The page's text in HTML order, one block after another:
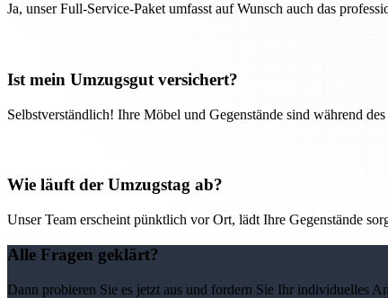
Ja, unser Full-Service-Paket umfasst auf Wunsch auch das
Ist mein Umzugsgut versichert?
Selbstverständlich! Ihre Möbel und Gegenstände sind während
Wie läuft der Umzugstag ab?
Unser Team erscheint pünktlich vor Ort, lädt Ihre Gegenstände
Alle Fragen geklärt?
Dann probieren Sie es jetzt aus und fordern Sie Ihr individuelles